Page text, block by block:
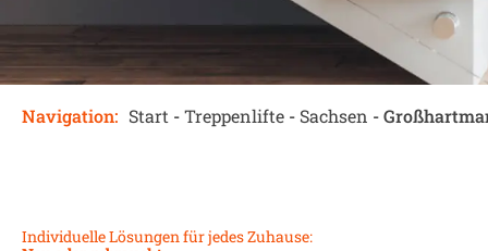
Navigation: Start -Treppenlifte - Sachsen -
Individuelle Lösungen für jedes Zuhause: